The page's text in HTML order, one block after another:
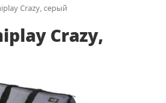
Crazy, серый
Crazy,